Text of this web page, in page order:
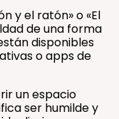
y el ratón» o «El
de una forma
disponibles
o apps de
un espacio
ser humilde y